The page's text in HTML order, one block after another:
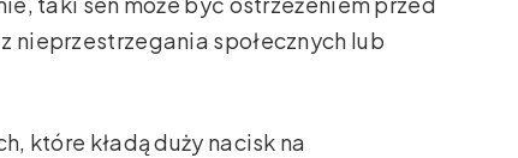
nieprzestrzegania społecznych lub
które kładą duży nacisk na